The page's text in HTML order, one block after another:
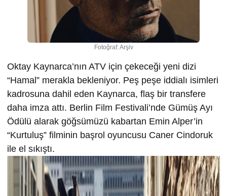
Fotoğraf: Arşiv
Oktay Kaynarca’nın ATV için çekeceği yeni dizi
“Hamal” merakla bekleniyor. Peş peşe iddialı isimleri
kadrosuna dahil eden Kaynarca, flaş bir transfere
daha imza attı. Berlin Film Festivali’nde Gümüş Ayı
Ödülü alarak göğsümüzü kabartan Emin Alper’in
“Kurtuluş” filminin başrol oyuncusu Caner Cindoruk
ile el sıkıştı.